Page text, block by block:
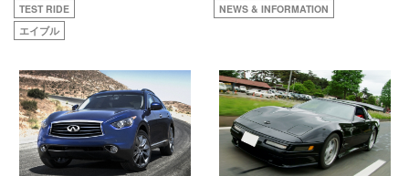
TEST RIDE
エイブル
NEWS & INFORMATION